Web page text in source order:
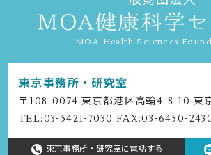
MOA Health Sciences
東京事務所・研究室
〒108-0074 東京都港区⾼輪4-8-10 東
TEL:03-5421-7030 FAX:03-6450-
東京事務所・研究室に電話する